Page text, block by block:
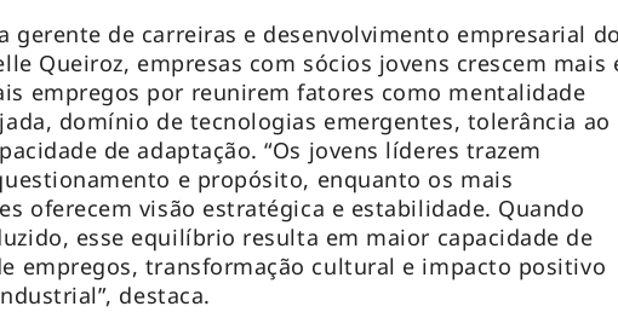
gerente de carreiras e desenvolvimento empresarial do
Queiroz, empresas com sócios jovens crescem mais
empregos por reunirem fatores como mentalidade
domínio de tecnologias emergentes, tolerância ao
de adaptação. “Os jovens líderes trazem
e propósito, enquanto os mais
oferecem visão estratégica e estabilidade. Quando
esse equilíbrio resulta em maior capacidade de
empregos, transformação cultural e impacto positivo
destaca.